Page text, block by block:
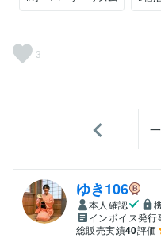
3
ゆき106
本人確認
インボイス発行
総販売実績40評価